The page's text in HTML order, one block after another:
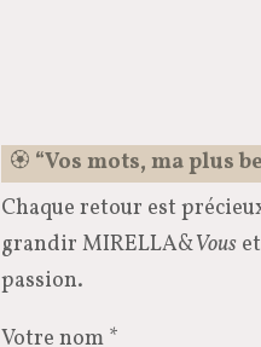
🏵️ “Vos mots, ma plus
Chaque retour est
grandir MIRELLA&Vous
passion.
Votre nom *